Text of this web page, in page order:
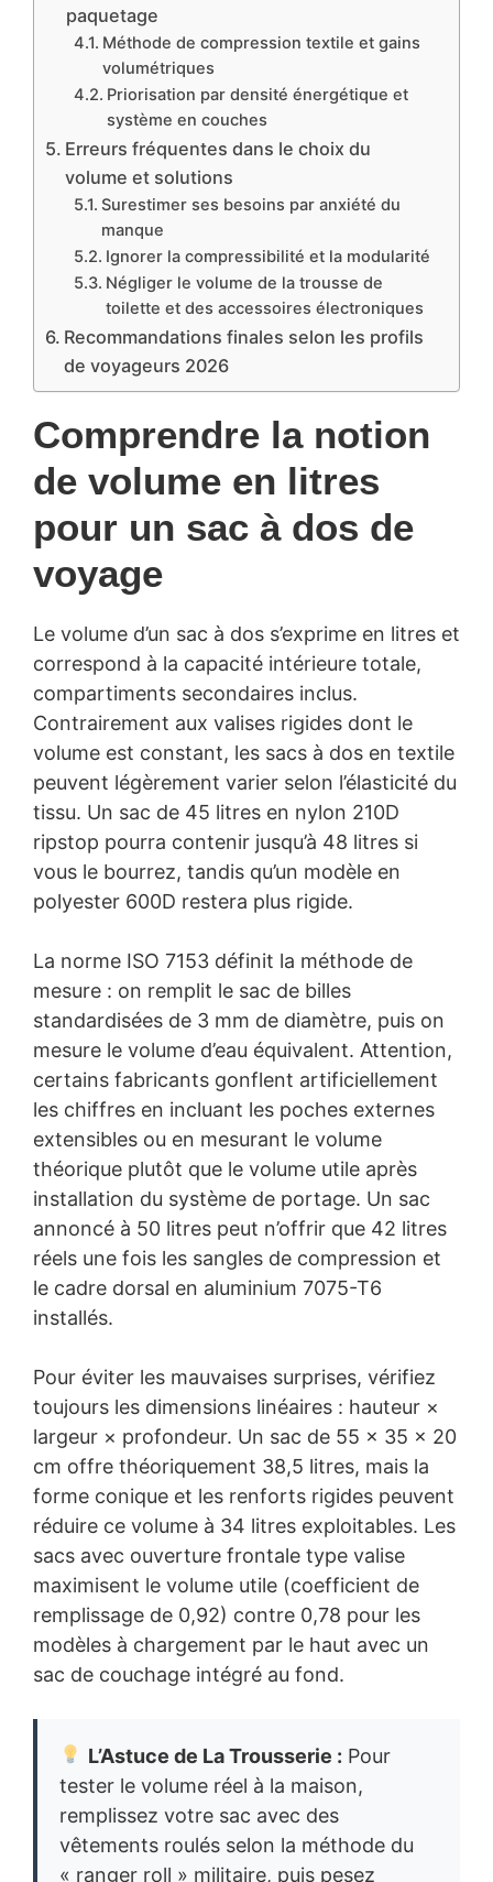
paquetage
Méthode de compression textile et gains
volumétriques
Priorisation par densité énergétique et
système en couches
Erreurs fréquentes dans le choix du
volume et solutions
Surestimer ses besoins par anxiété du
manque
Ignorer la compressibilité et la modularité
Négliger le volume de la trousse de
toilette et des accessoires électroniques
Recommandations finales selon les profils
de voyageurs 2026
Comprendre la notion
de volume en litres
pour un sac à dos de
voyage
Le volume d’un sac à dos s’exprime en litres et
correspond à la capacité intérieure totale,
compartiments secondaires inclus.
Contrairement aux valises rigides dont le
volume est constant, les sacs à dos en textile
peuvent légèrement varier selon l’élasticité du
tissu. Un sac de 45 litres en nylon 210D
ripstop pourra contenir jusqu’à 48 litres si
vous le bourrez, tandis qu’un modèle en
polyester 600D restera plus rigide.
La norme ISO 7153 définit la méthode de
mesure : on remplit le sac de billes
standardisées de 3 mm de diamètre, puis on
mesure le volume d’eau équivalent. Attention,
certains fabricants gonflent artificiellement
les chiffres en incluant les poches externes
extensibles ou en mesurant le volume
théorique plutôt que le volume utile après
installation du système de portage. Un sac
annoncé à 50 litres peut n’offrir que 42 litres
réels une fois les sangles de compression et
le cadre dorsal en aluminium 7075-T6
installés.
Pour éviter les mauvaises surprises, vérifiez
toujours les dimensions linéaires : hauteur ×
largeur × profondeur. Un sac de 55 × 35 × 20
cm offre théoriquement 38,5 litres, mais la
forme conique et les renforts rigides peuvent
réduire ce volume à 34 litres exploitables. Les
sacs avec ouverture frontale type valise
maximisent le volume utile (coefficient de
remplissage de 0,92) contre 0,78 pour les
modèles à chargement par le haut avec un
sac de couchage intégré au fond.
L’Astuce de La Trousserie : Pour
tester le volume réel à la maison,
remplissez votre sac avec des
vêtements roulés selon la méthode du
« ranger roll » militaire, puis pesez